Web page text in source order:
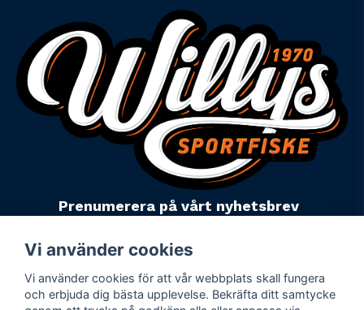
Prenumerera på vårt nyhetsbrev
Powered by Nyehandel AB
Vi använder cookies
Vi använder cookies för att vår webbplats skall fungera
och erbjuda dig bästa upplevelse. Bekräfta ditt samtycke